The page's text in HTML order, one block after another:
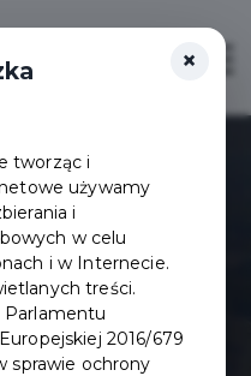
×
tworząc i
używamy
i
w celu
i w Internecie.
treści.
Parlamentu
2016/679
sprawie ochrony